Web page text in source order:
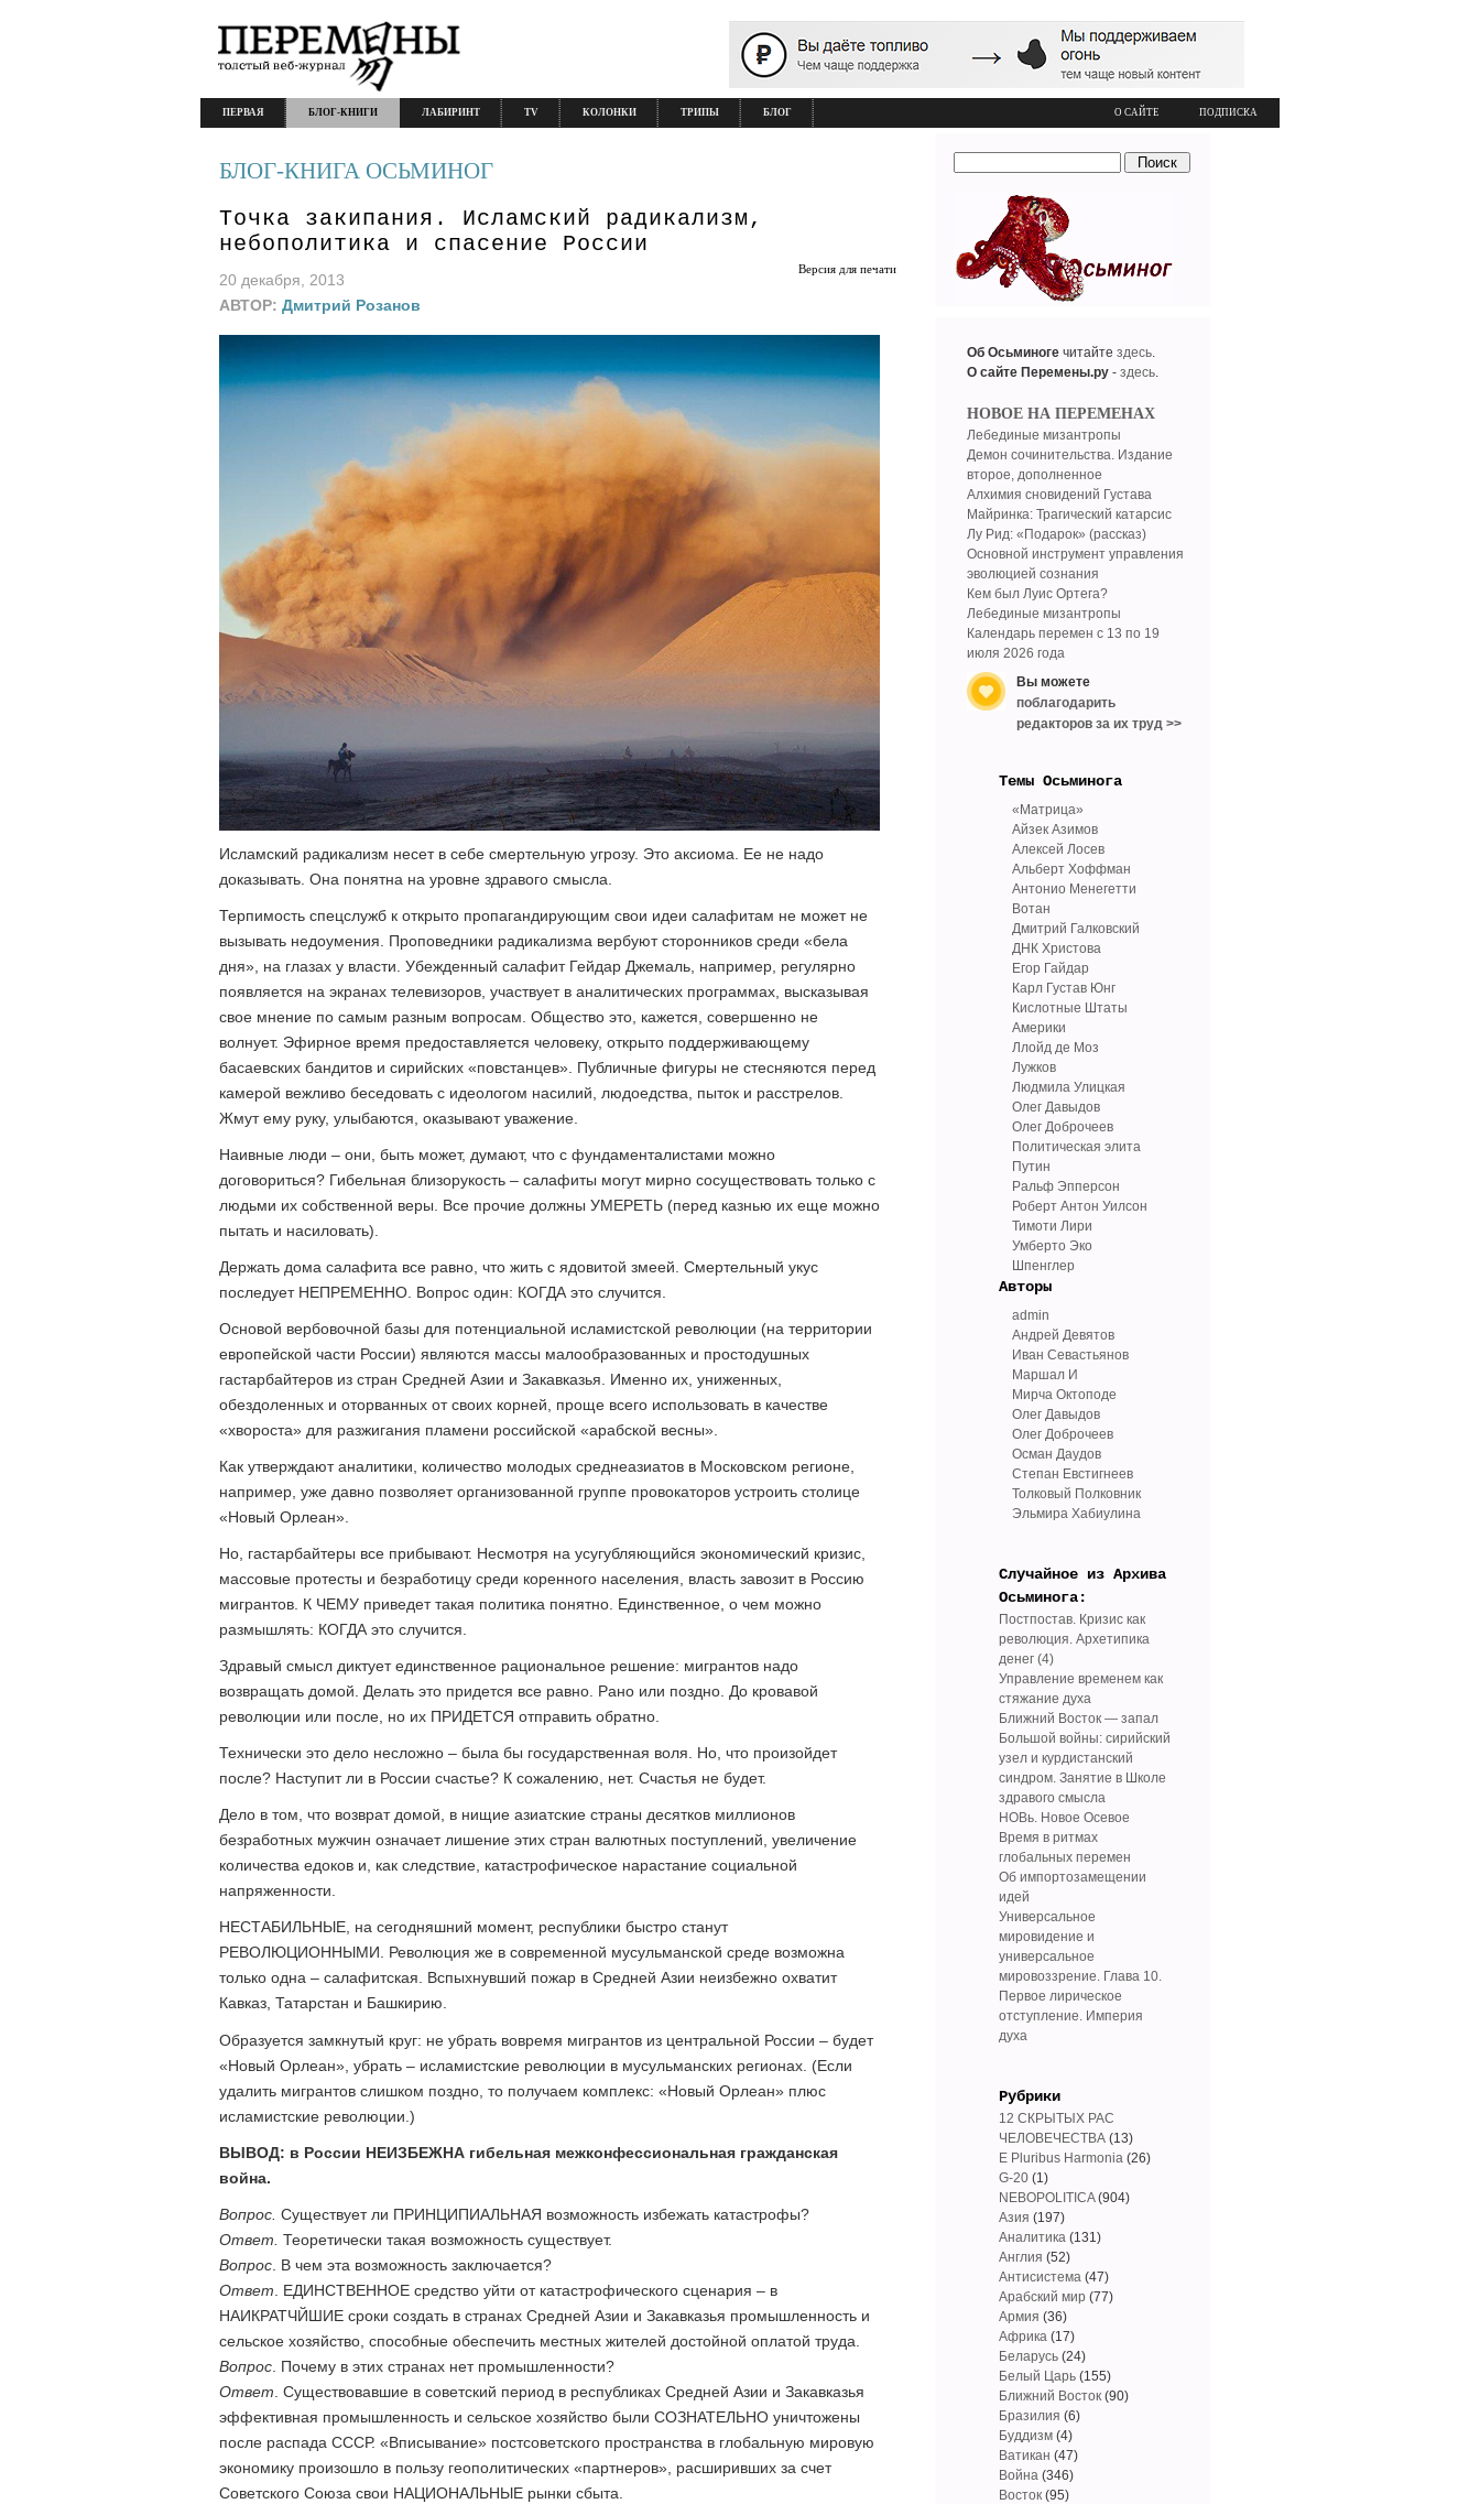
О САЙТЕ ПОДПИСКА
ПЕРВАЯ БЛОГ-КНИГИ ЛАБИРИНТ TV КОЛОНКИ ТРИПЫ БЛОГ
БЛОГ-КНИГА ОСЬМИНОГ
Точка закипания. Исламский радикализм,
небополитика и спасение России
Версия для печати
20 декабря, 2013
АВТОР: Дмитрий Розанов
Исламский радикализм несет в себе смертельную угрозу. Это аксиома. Ее не надо
доказывать. Она понятна на уровне здравого смысла.
Терпимость спецслужб к открыто пропагандирующим свои идеи салафитам не может не
вызывать недоумения. Проповедники радикализма вербуют сторонников среди «бела
дня», на глазах у власти. Убежденный салафит Гейдар Джемаль, например, регулярно
появляется на экранах телевизоров, участвует в аналитических программах, высказывая
свое мнение по самым разным вопросам. Общество это, кажется, совершенно не
волнует. Эфирное время предоставляется человеку, открыто поддерживающему
басаевских бандитов и сирийских «повстанцев». Публичные фигуры не стесняются перед
камерой вежливо беседовать с идеологом насилий, людоедства, пыток и расстрелов.
Жмут ему руку, улыбаются, оказывают уважение.
Наивные люди – они, быть может, думают, что с фундаменталистами можно
договориться? Гибельная близорукость – салафиты могут мирно сосуществовать только с
людьми их собственной веры. Все прочие должны УМЕРЕТЬ (перед казнью их еще можно
пытать и насиловать).
Держать дома салафита все равно, что жить с ядовитой змеей. Смертельный укус
последует НЕПРЕМЕННО. Вопрос один: КОГДА это случится.
Основой вербовочной базы для потенциальной исламистской революции (на территории
европейской части России) являются массы малообразованных и простодушных
гастарбайтеров из стран Средней Азии и Закавказья. Именно их, униженных,
обездоленных и оторванных от своих корней, проще всего использовать в качестве
«хвороста» для разжигания пламени российской «арабской весны».
Как утверждают аналитики, количество молодых среднеазиатов в Московском регионе,
например, уже давно позволяет организованной группе провокаторов устроить столице
«Новый Орлеан».
Но, гастарбайтеры все прибывают. Несмотря на усугубляющийся экономический кризис,
массовые протесты и безработицу среди коренного населения, власть завозит в Россию
мигрантов. К ЧЕМУ приведет такая политика понятно. Единственное, о чем можно
размышлять: КОГДА это случится.
Здравый смысл диктует единственное рациональное решение: мигрантов надо
возвращать домой. Делать это придется все равно. Рано или поздно. До кровавой
революции или после, но их ПРИДЕТСЯ отправить обратно.
Технически это дело несложно – была бы государственная воля. Но, что произойдет
после? Наступит ли в России счастье? К сожалению, нет. Счастья не будет.
Дело в том, что возврат домой, в нищие азиатские страны десятков миллионов
безработных мужчин означает лишение этих стран валютных поступлений, увеличение
количества едоков и, как следствие, катастрофическое нарастание социальной
напряженности.
НЕСТАБИЛЬНЫЕ, на сегодняшний момент, республики быстро станут
РЕВОЛЮЦИОННЫМИ. Революция же в современной мусульманской среде возможна
только одна – салафитская. Вспыхнувший пожар в Средней Азии неизбежно охватит
Кавказ, Татарстан и Башкирию.
Образуется замкнутый круг: не убрать вовремя мигрантов из центральной России – будет
«Новый Орлеан», убрать – исламистские революции в мусульманских регионах. (Если
удалить мигрантов слишком поздно, то получаем комплекс: «Новый Орлеан» плюс
исламистские революции.)
ВЫВОД: в России НЕИЗБЕЖНА гибельная межконфессиональная гражданская
война.
Вопрос. Существует ли ПРИНЦИПИАЛЬНАЯ возможность избежать катастрофы?
Ответ. Теоретически такая возможность существует.
Вопрос . В чем эта возможность заключается?
Ответ . ЕДИНСТВЕННОЕ средство уйти от катастрофического сценария – в
НАИКРАТЧЙШИЕ сроки создать в странах Средней Азии и Закавказья промышленность и
сельское хозяйство, способные обеспечить местных жителей достойной оплатой труда.
Вопрос . Почему в этих странах нет промышленности?
Ответ . Существовавшие в советский период в республиках Средней Азии и Закавказья
эффективная промышленность и сельское хозяйство были СОЗНАТЕЛЬНО уничтожены
после распада СССР. «Вписывание» постсоветского пространства в глобальную мировую
экономику произошло в пользу геополитических «партнеров», расширивших за счет
Советского Союза свои НАЦИОНАЛЬНЫЕ рынки сбыта.
Об Осьминоге читайте здесь.
О сайте Перемены.ру - здесь.
НОВОЕ НА ПЕРЕМЕНАХ
Лебединые мизантропы
Демон сочинительства. Издание
второе, дополненное
Алхимия сновидений Густава
Майринка: Трагический катарсис
Лу Рид: «Подарок» (рассказ)
Основной инструмент управления
эволюцией сознания
Кем был Луис Ортега?
Лебединые мизантропы
Календарь перемен с 13 по 19
июля 2026 года
Вы можете
поблагодарить
редакторов за их труд >>
Tемы Осьминога
«Матрица»
Айзек Азимов
Алексей Лосев
Альберт Хоффман
Антонио Менегетти
Вотан
Дмитрий Галковский
ДНК Христова
Егор Гайдар
Карл Густав Юнг
Кислотные Штаты
Америки
Ллойд де Моз
Лужков
Людмила Улицкая
Олег Давыдов
Олег Доброчеев
Политическая элита
Путин
Ральф Эпперсон
Роберт Антон Уилсон
Тимоти Лири
Умберто Эко
Шпенглер
Авторы
admin
Андрей Девятов
Иван Севастьянов
Маршал И
Мирча Октоподе
Олег Давыдов
Олег Доброчеев
Осман Даудов
Степан Евстигнеев
Толковый Полковник
Эльмира Хабиулина
Случайное из Архива
Осьминога:
Постпостав. Кризис как
революция. Архетипика
денег (4)
Управление временем как
стяжание духа
Ближний Восток — запал
Большой войны: сирийский
узел и курдистанский
синдром. Занятие в Школе
здравого смысла
НОВь. Новое Осевое
Время в ритмах
глобальных перемен
Об импортозамещении
идей
Универсальное
мировидение и
универсальное
мировоззрение. Глава 10.
Первое лирическое
отступление. Империя
духа
Рубрики
12 СКРЫТЫХ РАС
ЧЕЛОВЕЧЕСТВА (13)
E Pluribus Harmonia (26)
G-20 (1)
NEBOPOLITICA(904)
Азия (197)
Аналитика (131)
Англия (52)
Антисистема (47)
Арабский мир (77)
Армия (36)
Африка (17)
Беларусь (24)
Белый Царь (155)
Ближний Восток (90)
Бразилия (6)
Буддизм (4)
Ватикан (47)
Война (346)
Восток (95)